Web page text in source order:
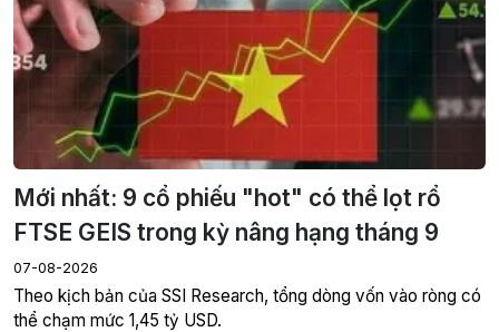
Mới nhất: 9 cổ phiếu "hot" có thể lọt rổ
FTSE GEIS trong kỳ nâng hạng tháng 9
07-08-2026
Theo kịch bản của SSI Research, tổng dòng vốn vào ròng có
thể chạm mức 1,45 tỷ USD.